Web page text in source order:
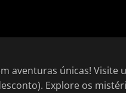
aventuras únicas! Visite
Explore os